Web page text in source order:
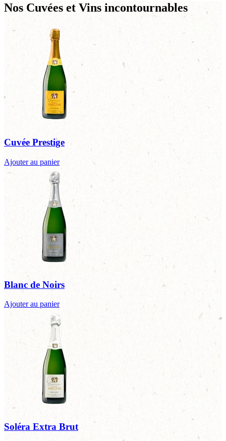
Nos Cuvées et Vins incontournables
Cuvée Prestige
Ajouter au panier
Blanc de Noirs
Ajouter au panier
Soléra Extra Brut